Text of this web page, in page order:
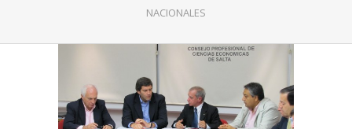
NACIONALES